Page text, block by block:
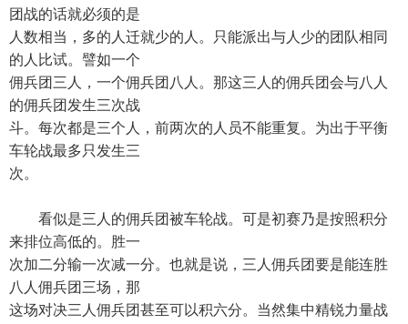
团战的话就必须的是
人数相当，多的人迁就少的人。只能派出与人少的团队相同
的人比试。譬如一个
佣兵团三人，一个佣兵团八人。那这三人的佣兵团会与八人
的佣兵团发生三次战
斗。每次都是三个人，前两次的人员不能重复。为出于平衡
车轮战最多只发生三
次。
看似是三人的佣兵团被车轮战。可是初赛乃是按照积分
来排位高低的。胜一
次加二分输一次减一分。也就是说，三人佣兵团要是能连胜
八人佣兵团三场，那
这场对决三人佣兵团甚至可以积六分。当然集中精锐力量战